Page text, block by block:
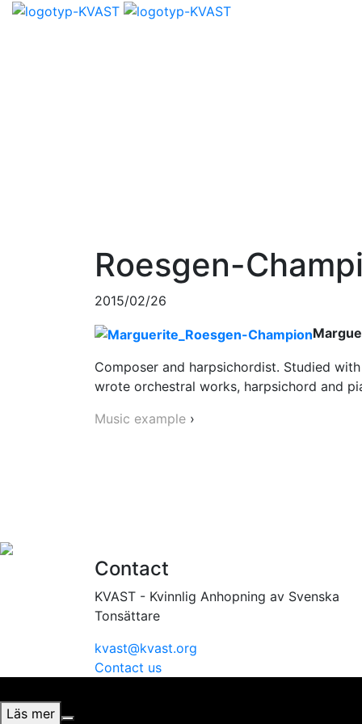
Roesgen-
2015/02/26
Composer and harpsichordist. Studied
wrote orchestral works, harpsichord and
Music example ›
Contact
KVAST - Kvinnlig Anhopning av Svenska
Tonsättare
kvast@kvast.org
Contact us
Läs mer